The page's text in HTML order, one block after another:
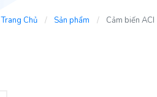
Trang Chủ Sản phẩm Cảm biến ACI